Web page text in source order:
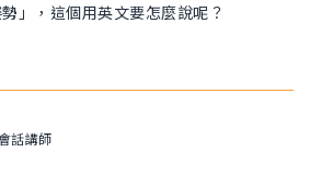
」，這個用英文要怎麼說呢？
話講師